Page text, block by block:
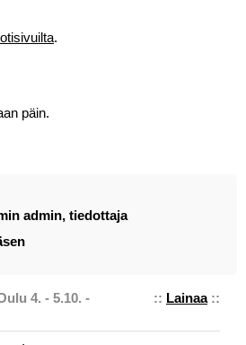
.
päin.
admin, tiedottaja
:: Lainaa::
4. - 5.10. -